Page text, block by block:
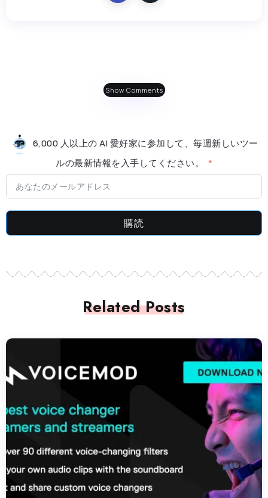
Show Comments
6,000 人以上の AI 愛好家に参加して、毎週新しいツー
ルの最新情​​報を入手してください。
購読
Related Posts